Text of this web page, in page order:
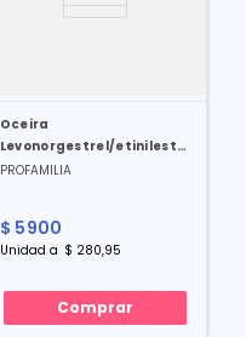
Oceira
Levonorgestrel/etinilestradiol
0.15/0.03 Mg X 21 Tabl
PROFAMILIA
$ 5900
Unidad a $ 280,95
Comprar